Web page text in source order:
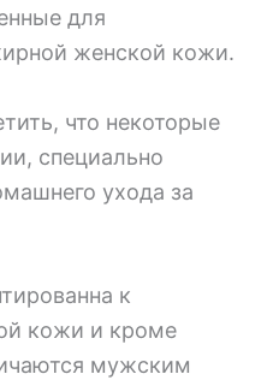
для
женской кожи.
что некоторые
специально
ухода за
к
кожи и кроме
мужским